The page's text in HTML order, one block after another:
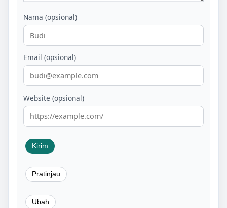
Nama (opsional)
Email (opsional)
Website (opsional)